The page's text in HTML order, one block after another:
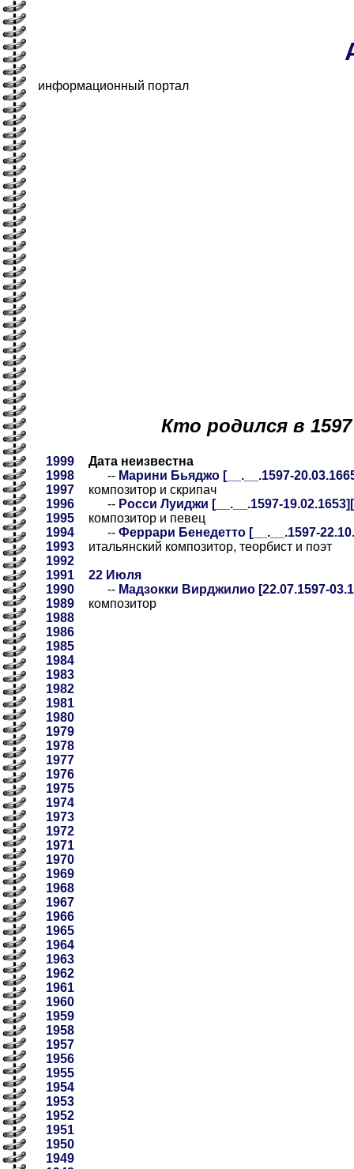
информационный портал
Кто родился в 1597
1999
1998
1997
1996
1995
1994
1993
1992
1991
1990
1989
1988
1986
1985
1984
1983
1982
1981
1980
1979
1978
1977
1976
1975
1974
1973
1972
1971
1970
1969
1968
1967
1966
1965
1964
1963
1962
1961
1960
1959
1958
1957
1956
1955
1954
1953
1952
1951
1950
1949
Дата неизвестна
-- Марини Бьяджо [__.__.1597-
композитор и скрипач
-- Росси Луиджи [__.__.1597-
композитор и певец
-- Феррари Бенедетто [__.__.1597-
итальянский композитор, теорбист и поэт
22 Июля
-- Мадзокки Вирджилио [22.07.1597-
композитор